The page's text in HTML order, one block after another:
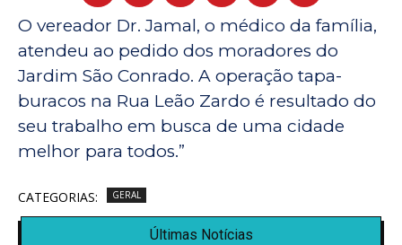
O vereador Dr. Jamal, o médico da família,
atendeu ao pedido dos moradores do
Jardim São Conrado. A operação tapa-
buracos na Rua Leão Zardo é resultado do
seu trabalho em busca de uma cidade
melhor para todos.”
CATEGORIAS: GERAL
Últimas Notícias